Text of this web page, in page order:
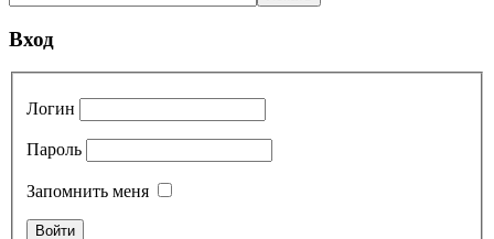
Вход
Логин
Пароль
Запомнить меня